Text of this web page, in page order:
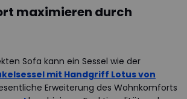
maximieren durch
Sofa kann ein Sessel wie der
mit Handgriff Lotus von
Erweiterung des Wohnkomforts